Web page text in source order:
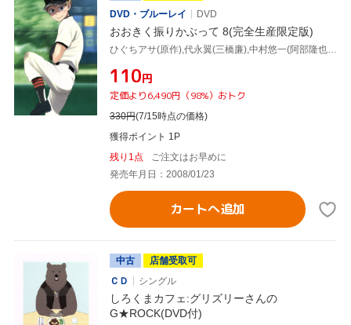
DVD・ブルーレイ
DVD
おおきく振りかぶって 8(完全生産限定版)
ひぐちアサ(原作),代永翼(三橋廉),中村悠一(阿部隆也),浜口史郎(音楽)
¥110円
定価より6,490円（98%）おトク
330円(7/15時点の価格)
獲得ポイント 1P
残り1点
ご注文はお早めに
発売年月日：2008/01/23
カートへ追加
中古
店舗受取可
ＣＤ
シングル
しろくまカフェ:グリズリーさんの
G★ROCK(DVD付)